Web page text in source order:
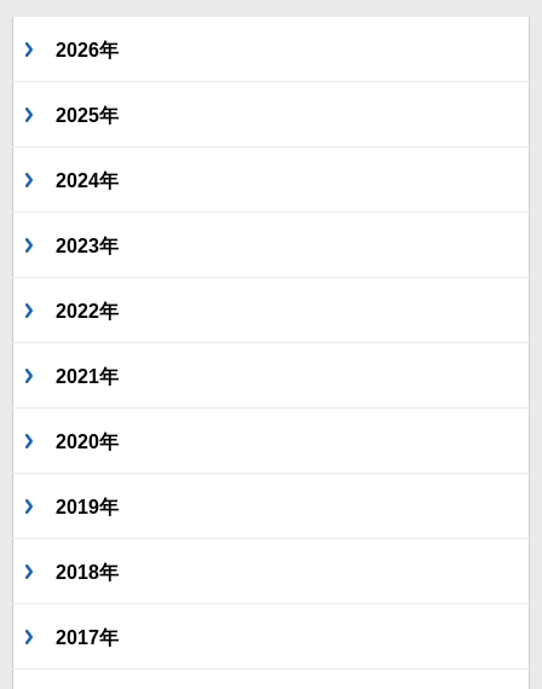
2026年
2025年
2024年
2023年
2022年
2021年
2020年
2019年
2018年
2017年